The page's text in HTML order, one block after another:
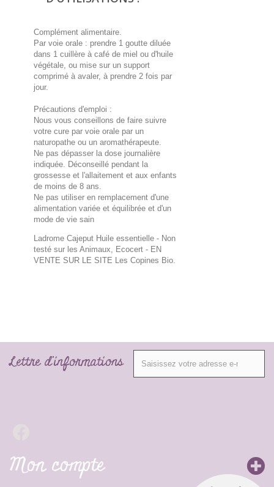
Complément alimentaire.
Par voie orale : prendre 1 goutte diluée
dans 1 cuillère à café de miel ou d'huile
végétale, ou mise sur un support
comprimé à avaler, à prendre 2 fois par
jour.
Précautions d'emploi :
Nous vous conseillons de faire suivre
votre cure par voie orale par un
naturopathe ou un aromathérapeute.
Ne pas dépasser la dose journalière
indiquée. Déconseillé pendant la
grossesse et l'allaitement et aux enfants
de moins de 8 ans.
Ne pas utiliser en remplacement d'une
alimentation variée et équilibrée et d'un
mode de vie sain
Ladrome Cajeput Huile essentielle - Non
testé sur les Animaux, Ecocert - EN
VENTE SUR LE SITE Les Copines Bio.
Lettre d'informations
Mon compte